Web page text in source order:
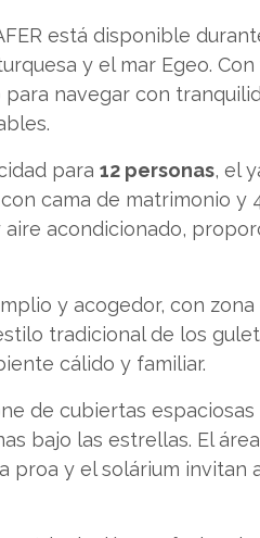
está disponible
y el mar Egeo.
navegar con
para 12 personas, el
cama de matrimonio y
acondicionado,
y acogedor, con
tradicional de los
cálido y familiar.
de cubiertas
bajo las estrellas. El
proa y el solárium invitan